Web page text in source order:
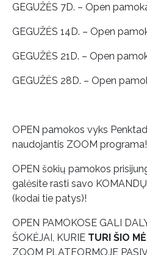
GEGUŽĖS 7D. – Open
GEGUŽĖS 14D. – Open
GEGUŽĖS 21D. – Open
GEGUŽĖS 28D. – Open
OPEN pamokos vyks
naudojantis ZOOM programa!
OPEN šokių pamokos
galėsite rasti savo
(kodai tie patys)!
OPEN PAMOKOSE GALI
ŠOKĖJAI, KURIE TURI ŠIO
ZOOM PLATFORMOJE